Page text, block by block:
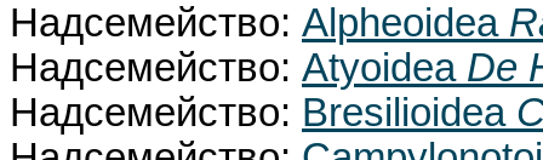
Надсемейство: Alpheoidea
Надсемейство: Atyoidea De
Надсемейство: Bresilioidea